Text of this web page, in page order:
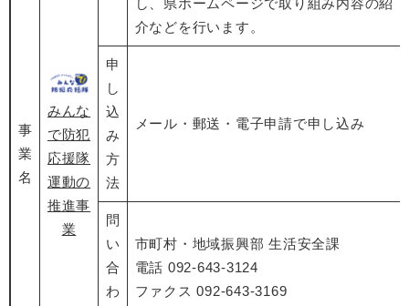
事
業
名
みんな
で防犯
応援隊
運動の
推進事
業
し、県ホームページで取り組み内容の紹
介などを行います。
申
し
込
み
方
法
メール・郵送・電子申請で申し込み
問
い
合
わ
市町村・地域振興部 生活安全課
電話 092-643-3124
ファクス 092-643-3169